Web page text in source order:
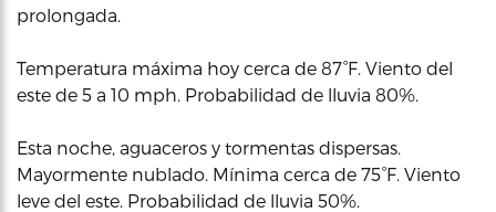
prolongada.
Temperatura máxima hoy cerca de 87°F. Viento del
este de 5 a 10 mph. Probabilidad de lluvia 80%.
Esta noche, aguaceros y tormentas dispersas.
Mayormente nublado. Mínima cerca de 75°F. Viento
leve del este. Probabilidad de lluvia 50%.